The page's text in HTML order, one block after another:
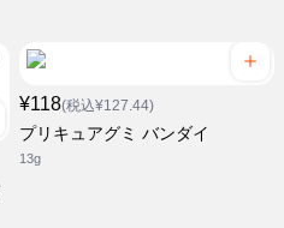
¥118(税込¥127.44)
プリキュアグミ バンダイ
13g